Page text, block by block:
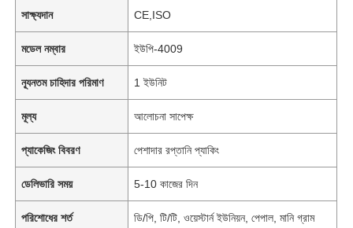
সাক্ষ্যদান CE,ISO
মডেল নম্বার ইউপি-4009
ন্যূনতম চাহিদার পরিমাণ 1 ইউনিট
মূল্য আলোচনা সাপেক্ষ
প্যাকেজিং বিবরণ পেশাদার রপ্তানি প্যাকিং
ডেলিভারি সময় 5-10 কাজের দিন
পরিশোধের শর্ত ডি/পি, টি/টি, ওয়েস্টার্ন ইউনিয়ন, পেপাল, মানি গ্রাম